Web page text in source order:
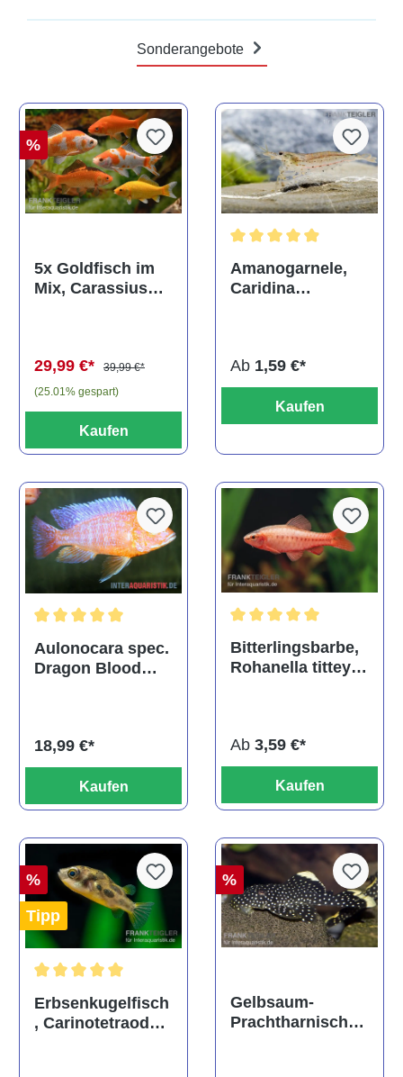
Sonderangebote
%
5x Goldfisch im
Mix, Carassius
29,99 €*
39,99 €*
(25.01% gespart)
Kaufen
Amanogarnele,
Caridina
Ab 1,59 €*
Kaufen
Durchschnittliche Bewertung von 5 von 5 Sternen
Aulonocara spec.
Dragon Blood
18,99 €*
Kaufen
Bitterlingsbarbe,
Rohanella titteya,
Ab 3,59 €*
Kaufen
%
Tipp
Durchschnittliche Bewertung von 5 von 5 Sternen
Erbsenkugelfisch
, Carinotetraodon
%
Gelbsaum-
Prachtharnischw